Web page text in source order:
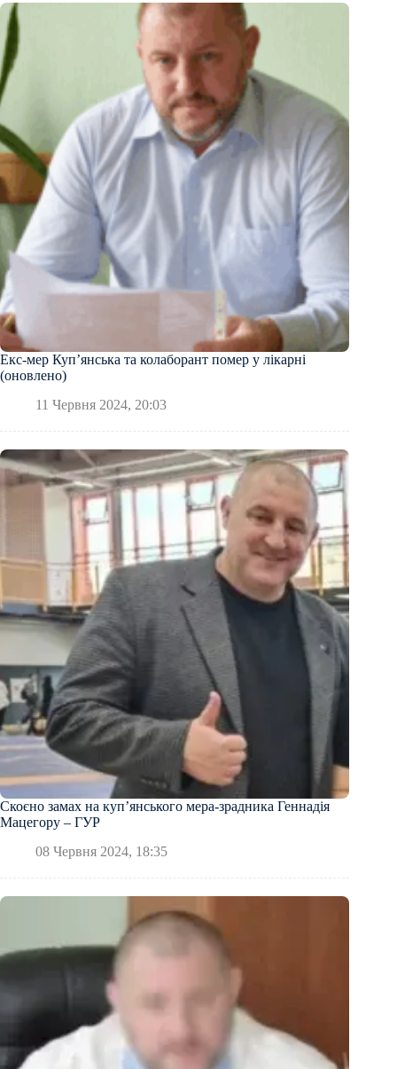
Екс-мер Куп’янська та колаборант помер у лікарні
(оновлено)
11 Червня 2024, 20:03
Скоєно замах на купʼянського мера-зрадника Геннадія
Мацегору – ГУР
08 Червня 2024, 18:35